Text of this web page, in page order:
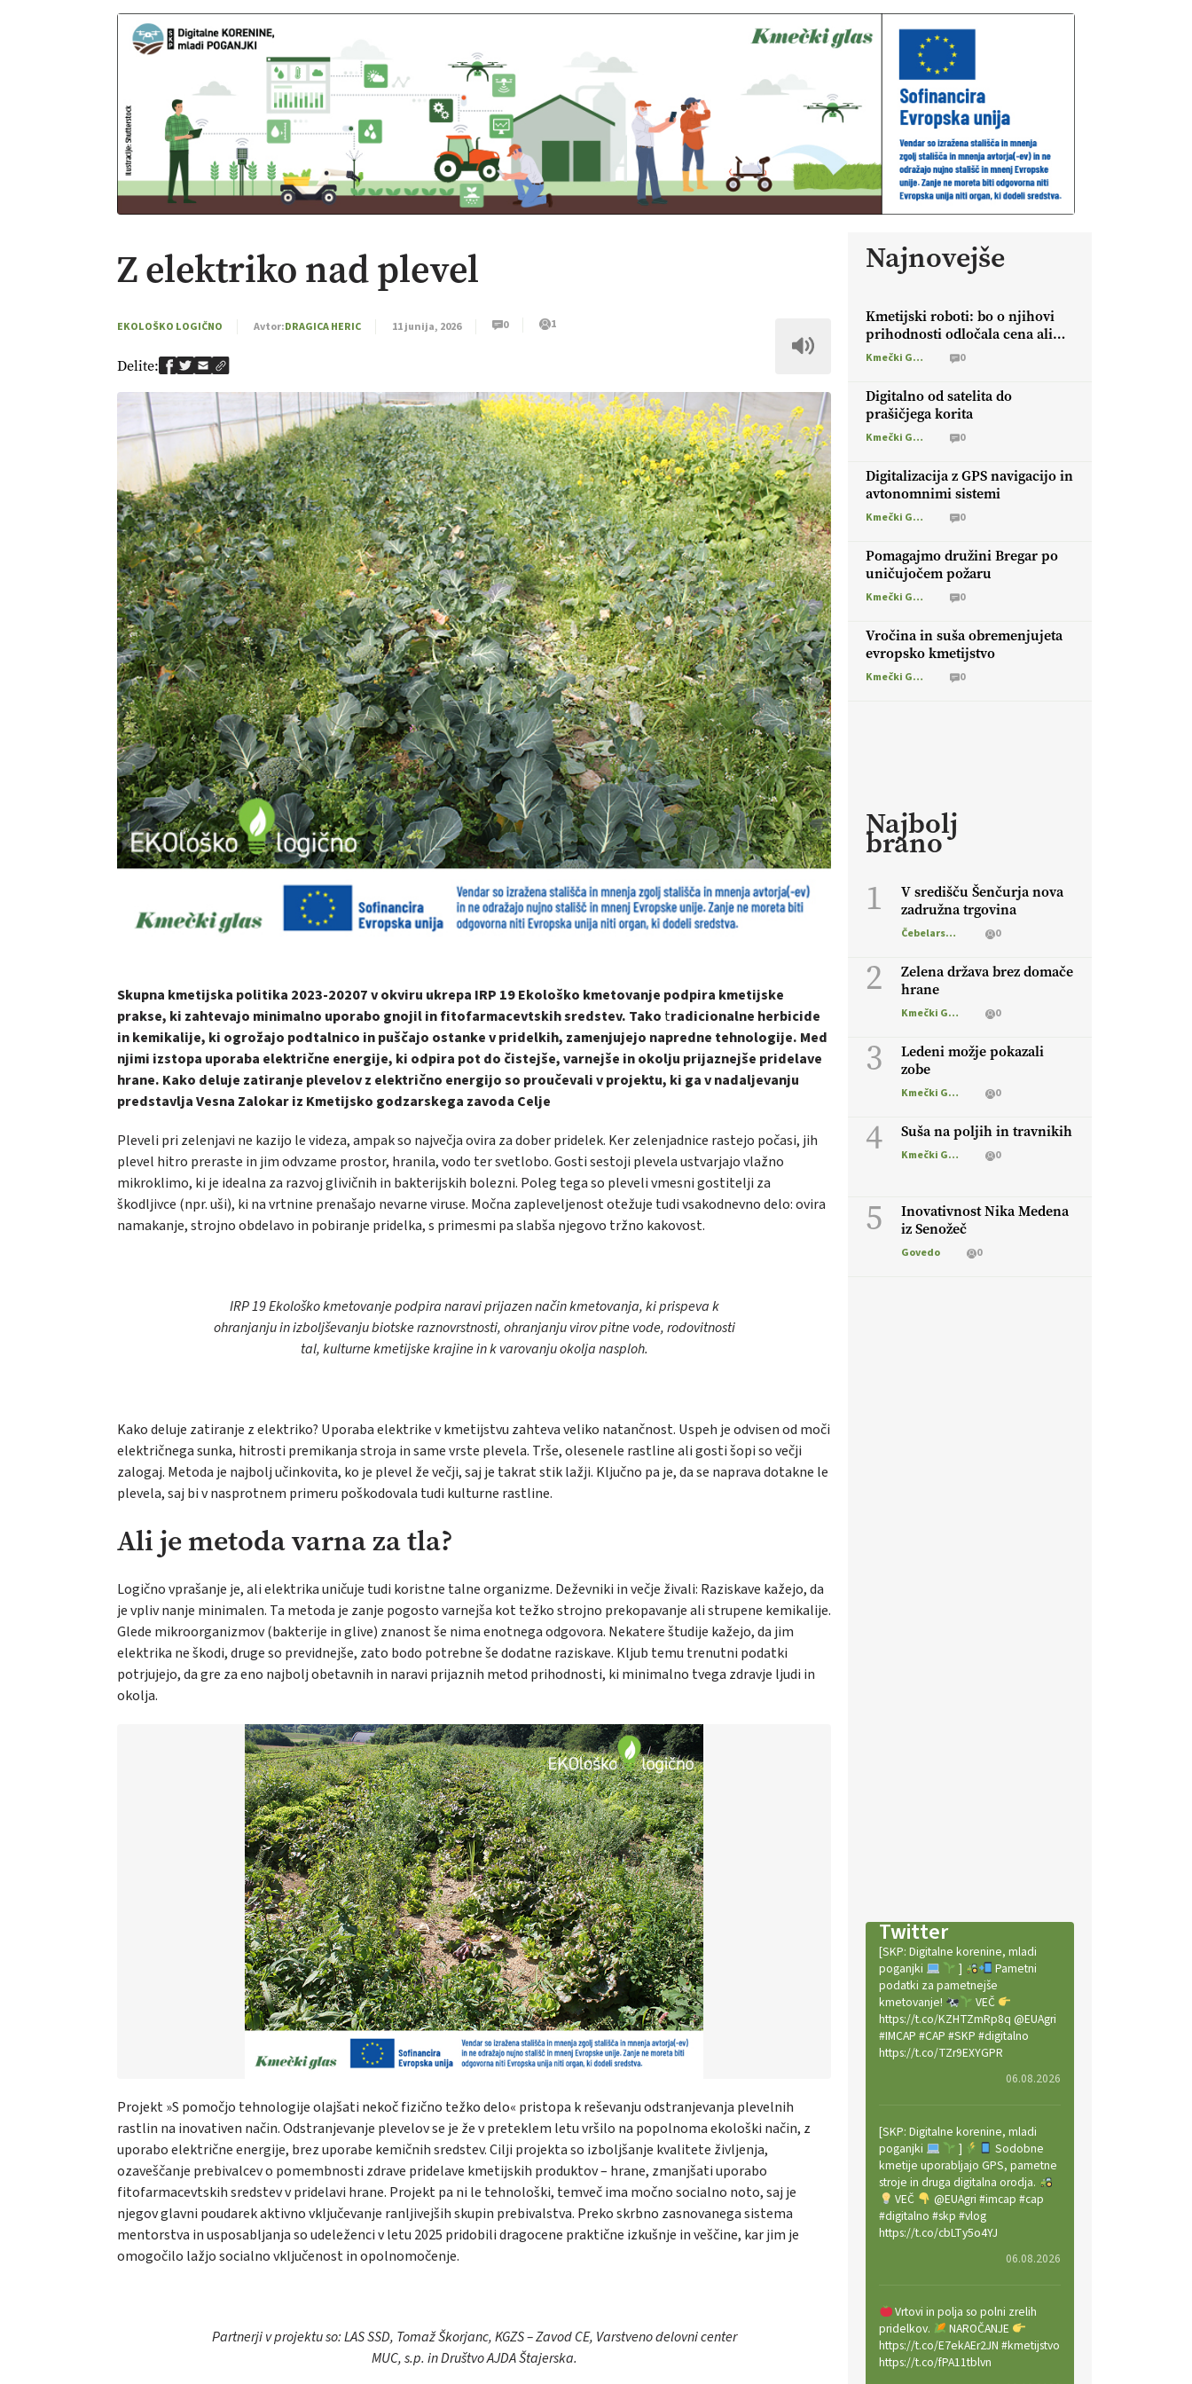
Z elektriko nad plevel
EKOLOŠKO LOGIČNO Avtor:DRAGICA HERIC 11 junija, 2026 0 1
Delite:
Skupna kmetijska politika 2023-20207 v okviru ukrepa IRP 19 Ekološko kmetovanje podpira kmetijske
prakse, ki zahtevajo minimalno uporabo gnojil in fitofarmacevtskih sredstev. Tako tradicionalne herbicide
in kemikalije, ki ogrožajo podtalnico in puščajo ostanke v pridelkih, zamenjujejo napredne tehnologije. Med
njimi izstopa uporaba električne energije, ki odpira pot do čistejše, varnejše in okolju prijaznejše pridelave
hrane. Kako deluje zatiranje plevelov z električno energijo so proučevali v projektu, ki ga v nadaljevanju
predstavlja Vesna Zalokar iz Kmetijsko godzarskega zavoda Celje
Pleveli pri zelenjavi ne kazijo le videza, ampak so največja ovira za dober pridelek. Ker zelenjadnice rastejo počasi, jih
plevel hitro preraste in jim odvzame prostor, hranila, vodo ter svetlobo. Gosti sestoji plevela ustvarjajo vlažno
mikroklimo, ki je idealna za razvoj glivičnih in bakterijskih bolezni. Poleg tega so pleveli vmesni gostitelji za
škodljivce (npr. uši), ki na vrtnine prenašajo nevarne viruse. Močna zapleveljenost otežuje tudi vsakodnevno delo: ovira
namakanje, strojno obdelavo in pobiranje pridelka, s primesmi pa slabša njegovo tržno kakovost.
IRP 19 Ekološko kmetovanje podpira naravi prijazen način kmetovanja, ki prispeva k
ohranjanju in izboljševanju biotske raznovrstnosti, ohranjanju virov pitne vode, rodovitnosti
tal, kulturne kmetijske krajine in k varovanju okolja nasploh.
Kako deluje zatiranje z elektriko? Uporaba elektrike v kmetijstvu zahteva veliko natančnost. Uspeh je odvisen od moči
električnega sunka, hitrosti premikanja stroja in same vrste plevela. Trše, olesenele rastline ali gosti šopi so večji
zalogaj. Metoda je najbolj učinkovita, ko je plevel že večji, saj je takrat stik lažji. Ključno pa je, da se naprava dotakne le
plevela, saj bi v nasprotnem primeru poškodovala tudi kulturne rastline.
Ali je metoda varna za tla?
Logično vprašanje je, ali elektrika uničuje tudi koristne talne organizme. Deževniki in večje živali: Raziskave kažejo, da
je vpliv nanje minimalen. Ta metoda je zanje pogosto varnejša kot težko strojno prekopavanje ali strupene kemikalije.
Glede mikroorganizmov (bakterije in glive) znanost še nima enotnega odgovora. Nekatere študije kažejo, da jim
elektrika ne škodi, druge so previdnejše, zato bodo potrebne še dodatne raziskave. Kljub temu trenutni podatki
potrjujejo, da gre za eno najbolj obetavnih in naravi prijaznih metod prihodnosti, ki minimalno tvega zdravje ljudi in
okolja.
Projekt »S pomočjo tehnologije olajšati nekoč fizično težko delo« pristopa k reševanju odstranjevanja plevelnih
rastlin na inovativen način. Odstranjevanje plevelov se je že v preteklem letu vršilo na popolnoma ekološki način, z
uporabo električne energije, brez uporabe kemičnih sredstev. Cilji projekta so izboljšanje kvalitete življenja,
ozaveščanje prebivalcev o pomembnosti zdrave pridelave kmetijskih produktov – hrane, zmanjšati uporabo
fitofarmacevtskih sredstev v pridelavi hrane. Projekt pa ni le tehnološki, temveč ima močno socialno noto, saj je
njegov glavni poudarek aktivno vključevanje ranljivejših skupin prebivalstva. Preko skrbno zasnovanega sistema
mentorstva in usposabljanja so udeleženci v letu 2025 pridobili dragocene praktične izkušnje in veščine, kar jim je
omogočilo lažjo socialno vključenost in opolnomočenje.
Partnerji v projektu so: LAS SSD, Tomaž Škorjanc, KGZS – Zavod CE, Varstveno delovni center
MUC, s.p. in Društvo AJDA Štajerska.
Najnovejše
Kmetijski roboti: bo o njihovi
prihodnosti odločala cena ali
prednosti za kmetijo?
Kmečki Glas 0
Digitalno od satelita do
prašičjega korita
Kmečki Glas 0
Digitalizacija z GPS navigacijo in
avtonomnimi sistemi
Kmečki Glas 0
Pomagajmo družini Bregar po
uničujočem požaru
Kmečki Glas 0
Vročina in suša obremenjujeta
evropsko kmetijstvo
Kmečki Glas 0
Najbolj
brano
1
V središču Šenčurja nova
zadružna trgovina
Čebelarstvo 0
2
Zelena država brez domače
hrane
Kmečki Glas 0
3
Ledeni možje pokazali
zobe
Kmečki Glas 0
4 Suša na poljih in travnikih
Kmečki Glas 0
5
Inovativnost Nika Medena
iz Senožeč
Govedo 0
Twitter
[SKP: Digitalne korenine, mladi
poganjki
]
Pametni
podatki za pametnejše
kmetovanje!
VEČ
https://t.co/KZHTZmRp8q @EUAgri
#IMCAP #CAP #SKP #digitalno
https://t.co/TZr9EXYGPR
06.08.2026
[SKP: Digitalne korenine, mladi
poganjki
]
Sodobne
kmetije uporabljajo GPS, pametne
stroje in druga digitalna orodja.
VEČ
@EUAgri #imcap #cap
#digitalno #skp #vlog
https://t.co/cbLTy5o4YJ
06.08.2026
Vrtovi in polja so polni zrelih
pridelkov.
NAROČANJE
https://t.co/E7ekAEr2JN #kmetijstvo
https://t.co/fPA11tblvn